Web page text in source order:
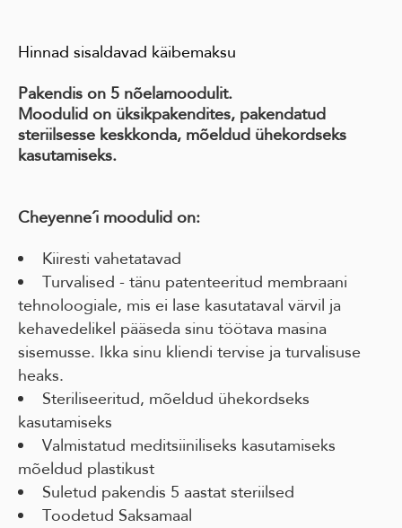
Hinnad sisaldavad käibemaksu
Pakendis on 5 nõelamoodulit.
Moodulid on üksikpakendites, pakendatud
steriilsesse keskkonda, mõeldud ühekordseks
kasutamiseks.
Cheyenne´i moodulid on:
Kiiresti vahetatavad
Turvalised - tänu patenteeritud membraani
tehnoloogiale, mis ei lase kasutataval värvil ja
kehavedelikel pääseda sinu töötava masina
sisemusse. Ikka sinu kliendi tervise ja turvalisuse
heaks.
Steriliseeritud, mõeldud ühekordseks
kasutamiseks
Valmistatud meditsiiniliseks kasutamiseks
mõeldud plastikust
Suletud pakendis 5 aastat steriilsed
Toodetud Saksamaal